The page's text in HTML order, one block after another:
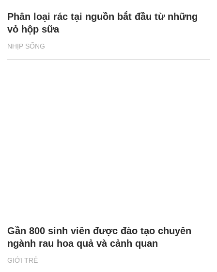
NHỊP SỐNG
Phân loại rác tại nguồn bắt đầu từ những
vỏ hộp sữa
GIỚI TRẺ
Gần 800 sinh viên được đào tạo chuyên
ngành rau hoa quả và cảnh quan